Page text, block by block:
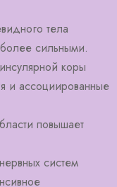
тела
сильными.
коры
и ассоциированные
повышает
систем